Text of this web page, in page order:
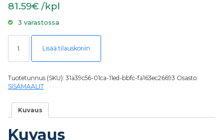
81.59€ /kpl
3 varastossa
Teknos Ferrex Combi 2,7l ruosteenestomaali PM3 määrä
Lisää tilauskoriin
Tuotetunnus (SKU): 31a39c56-01ca-11ed-bbfc-fa163ec26693 Osasto:
SISÄMAALIT
Kuvaus
Kuvaus